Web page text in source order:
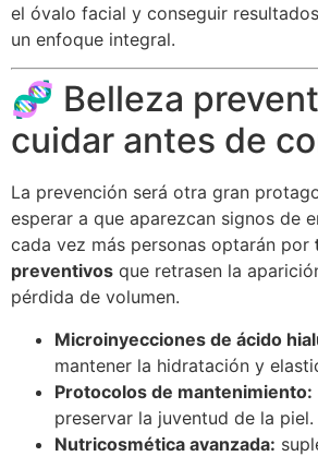
el óvalo facial y conseguir
un enfoque integral.
🧬 Belleza
cuidar antes de
La prevención será otra gran
esperar a que aparezcan signos de
cada vez más personas optarán por
preventivos que retrasen la
pérdida de volumen.
Microinyecciones de ácido
mantener la hidratación y
Protocolos de mantenimiento:
preservar la juventud de la piel.
Nutricosmética avanzada: